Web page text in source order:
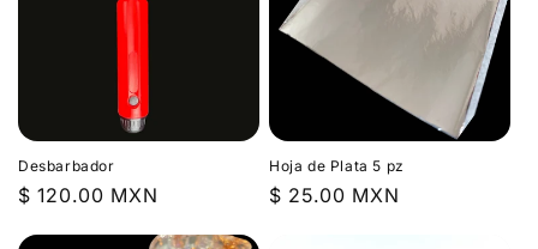
Desbarbador
Precio
$ 120.00 MXN
Hoja de Plata 5 pz
Precio
$ 25.00 MXN